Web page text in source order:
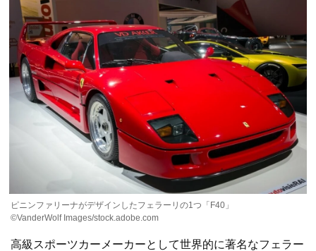
ピニンファリーナがデザインしたフェラーリの1つ「F40」
©VanderWolf Images/stock.adobe.com
高級スポーツカーメーカーとして世界的に著名なフェラー